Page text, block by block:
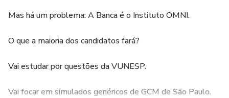
Mas há um problema: A Banca é o Instituto OMNI.
O que a maioria dos candidatos fará?
Vai estudar por questões da VUNESP.
Vai focar em simulados genéricos de GCM de São Paulo.